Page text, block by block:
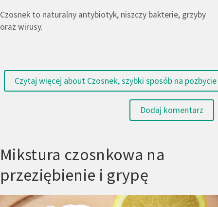
Czosnek to naturalny antybiotyk, niszczy bakterie, grzyby
oraz wirusy.
Czytaj więcej about Czosnek, szybki sposób na
Dodaj komentarz
Mikstura czosnkowa na
przeziębienie i grypę